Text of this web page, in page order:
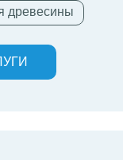
древесины